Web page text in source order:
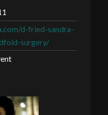
d-fried-sandra-
surgery/